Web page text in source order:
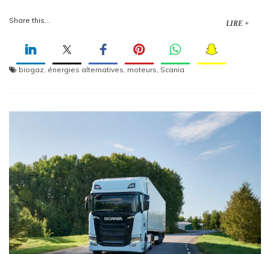
Share this... LIRE +
biogaz, énergies alternatives, moteurs, Scania